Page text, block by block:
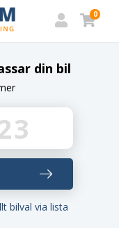
0
din bil
bilval via lista